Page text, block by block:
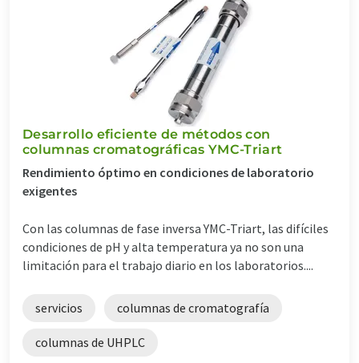
Desarrollo eficiente de métodos con
columnas cromatográficas YMC-Triart
Rendimiento óptimo en condiciones de laboratorio
exigentes
Con las columnas de fase inversa YMC-Triart, las difíciles
condiciones de pH y alta temperatura ya no son una
limitación para el trabajo diario en los laboratorios....
servicios columnas de cromatografía
columnas de UHPLC